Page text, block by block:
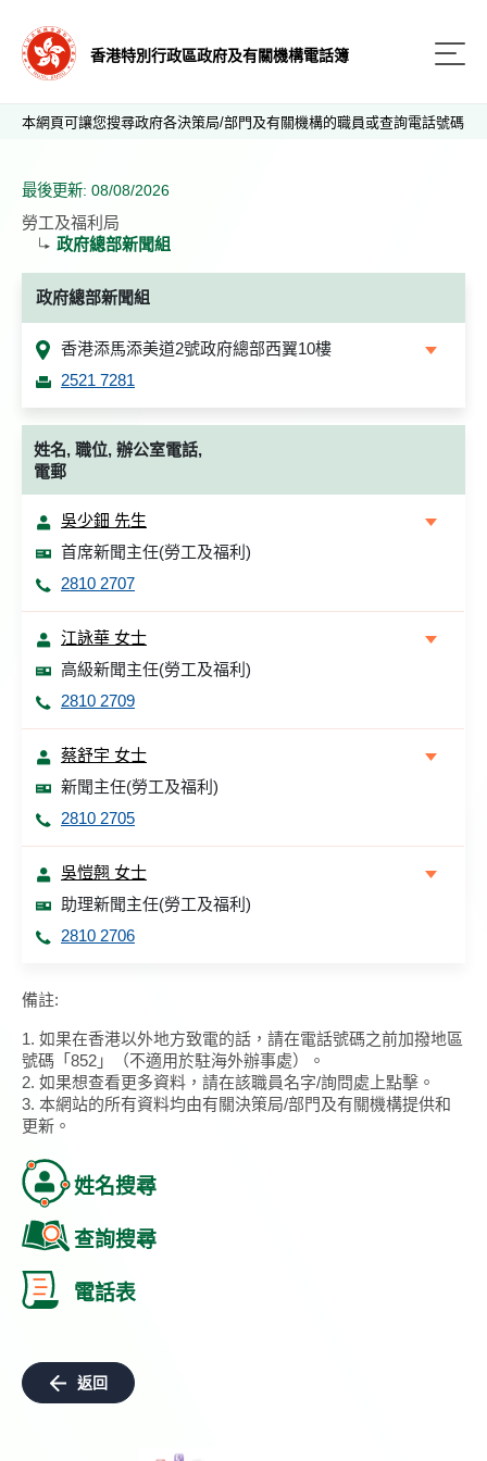
香港特別行政區政府及有關機構電話簿
本網頁可讓您搜尋政府各決策局/部門及有關機構的職員或查詢電話號碼
最後更新: 08/08/2026
勞工及福利局
政府總部新聞組
政府總部新聞組
香港添馬添美道2號政府總部西翼10樓
2521 7281
姓名, 職位, 辦公室電話,
電郵
吳少鈿 先生
首席新聞主任(勞工及福利)
2810 2707
江詠華 女士
高級新聞主任(勞工及福利)
2810 2709
蔡舒宇 女士
新聞主任(勞工及福利)
2810 2705
吳愷翹 女士
助理新聞主任(勞工及福利)
2810 2706
備註:
1. 如果在香港以外地方致電的話，請在電話號碼之前加撥地區
號碼「852」（不適用於駐海外辦事處）。
2. 如果想查看更多資料，請在該職員名字/詢問處上點擊。
3. 本網站的所有資料均由有關決策局/部門及有關機構提供和
更新。
姓名搜尋
查詢搜尋
電話表
返回